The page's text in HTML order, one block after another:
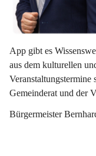
App gibt es
aus dem kulturellen
Gemeinderat und der
Bürgermeister